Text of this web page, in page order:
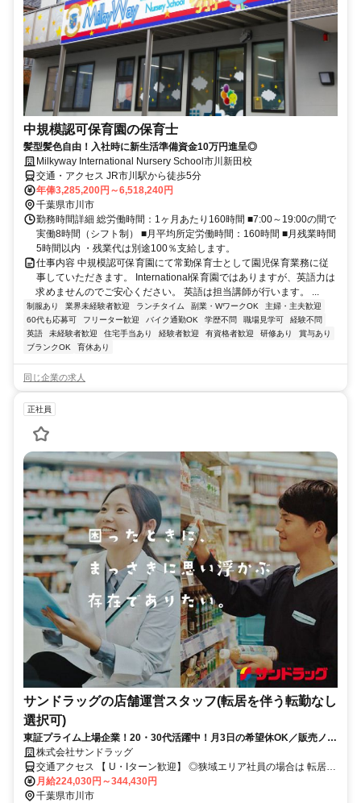
中規模認可保育園の保育士
髪型髪色自由！入社時に新生活準備資金10万円進呈◎
Milkyway International Nursery School市川新田校
交通・アクセス JR市川駅から徒歩5分
年俸3,285,200円～6,518,240円
千葉県市川市
勤務時間詳細 総労働時間：1ヶ月あたり160時間 ■7:00～19:00の間で
実働8時間（シフト制） ■月平均所定労働時間：160時間 ■月残業時間
5時間以内 ・残業代は別途100％支給します。
仕事内容 中規模認可保育園にて常勤保育士として園児保育業務に従
事していただきます。 International保育園ではありますが、英語力は
求めませんのでご安心ください。 英語は担当講師が行います。 ...
制服あり 業界未経験者歓迎 ランチタイム 副業・WワークOK
主婦・主夫歓迎
60代も応募可
フリーター歓迎 バイク通勤OK 学歴不問 職場見学可
経験不問
英語
未経験者歓迎 住宅手当あり 経験者歓迎 有資格者歓迎 研修あり
賞与あり
ブランクOK
育休あり
同じ企業の求人
正社員
サンドラッグの店舗運営スタッフ(転居を伴う転勤なし
選択可)
東証プライム上場企業！20・30代活躍中！月3日の希望休OK／販売ノル
マなし／年収例32歳SV816万円／販促企画～商品管理など店舗運営がメ
インの仕事
株式会社サンドラッグ
交通アクセス 【 U・Iターン歓迎】 ◎狭域エリア社員の場合は 転居を
伴う転勤はありません。 ◎マイカー通勤OK
月給224,030円～344,430円
千葉県市川市